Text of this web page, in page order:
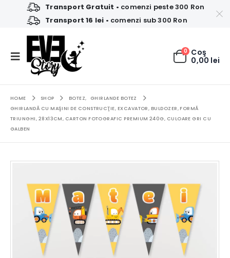
Transport Gratuit • comenzi peste 300 Ron
Transport 16 lei • comenzi sub 300 Ron
0 Coş
0,00 lei
HOME SHOP BOTEZ,
GHIRLANDE BOTEZ
GHIRLANDĂ CU MAŞINI DE CONSTRUCŢIE, EXCAVATOR, BULDOZER, FORMĂ
TRIUNGHI, 28X13CM, CARTON FOTOGRAFIC PREMIUM 240G, CULOARE GRI CU
GALBEN